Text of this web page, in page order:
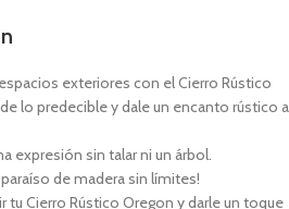
exteriores con el Cierro Rústico
lo predecible y dale un encanto rústico a
expresión sin talar ni un árbol.
de madera sin límites!
tu Cierro Rústico Oregon y darle un toque